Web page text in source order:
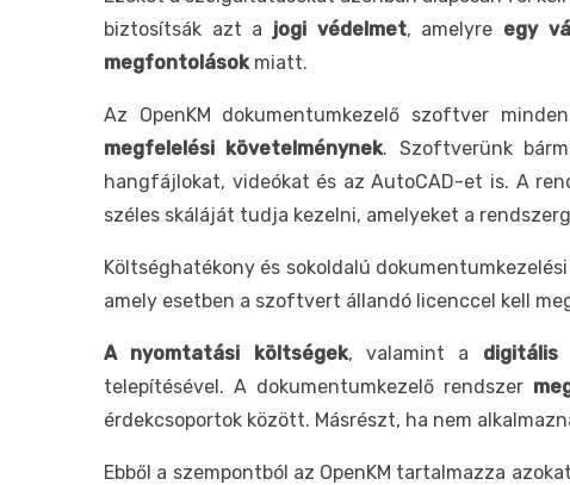
biztosítsák azt a jogi védelmet, amelyre egy
megfontolások miatt.
Az OpenKM dokumentumkezelő szoftver
megfelelési követelménynek. Szoftverünk
hangfájlokat, videókat és az AutoCAD-et is. A
széles skáláját tudja kezelni, amelyeket a
Költséghatékony és sokoldalú
amely esetben a szoftvert állandó licenccel kell
A nyomtatási költségek, valamint a digitális
telepítésével. A dokumentumkezelő rendszer
érdekcsoportok között. Másrészt, ha nem
Ebből a szempontból az OpenKM tartalmazza